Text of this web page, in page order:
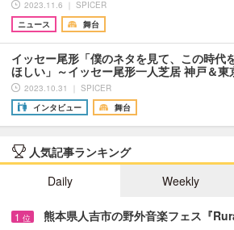
2023.11.6 ｜ SPICER
ニュース
舞台
イッセー尾形「僕のネタを見て、この時代
ほしい」～イッセー尾形一人芝居 神戸＆
2023.10.31 ｜ SPICER
インタビュー
舞台
人気記事ランキング
Daily
Weekly
1 位 熊本県人吉市の野外音楽フェス『